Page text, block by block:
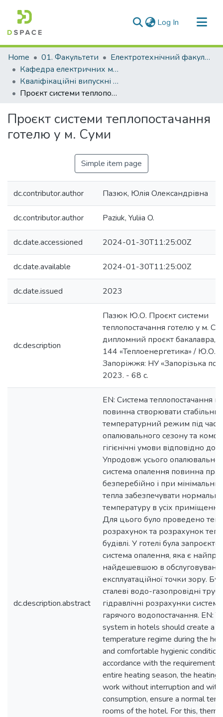
Log In (current)
Communities & Collections
All of DSpace
Statistics
Home 01. Факультети
Електротехнічний факультет
Кафедра електричних машин (Кафедра ЕМ)
Кваліфікаційні випускні роботи здобувачів вищої освіти кафедри ЕМ
Проєкт системи теплопостачання готелю у м. Суми
Проєкт системи теплопостачання
готелю у м. Суми
Simple item page
dc.contributor.author Пазюк, Юлія Олександрівна
dc.contributor.author Paziuk, Yuliia O.
dc.date.accessioned 2024-01-30T11:25:00Z
dc.date.available 2024-01-30T11:25:00Z
dc.date.issued 2023
dc.description
Пазюк Ю.О. Проєкт системи
теплопостачання готелю у м.
дипломний проєкт бакалавра,
144 «Теплоенергетика» / Ю.О.
Запоріжжя: НУ «Запорізька
2023. - 68 c.
dc.description.abstract
EN: Система теплопостачання в
повинна створювати
температурний режим під час
опалювального сезону та
гігієнічні умови відповідно до
Упродовж усього
система опалення повинна
безперебійно і при
тепла забезпечувати нормальну
температуру в усіх
Для цього було проведено
розрахунок та розрахунок
будівлі. У готелі була
система опалення, яка є
найдешевшою в
експлуатаційної точки зору.
сталеві водо-газопровідні
гідравлічні розрахунки
гарячого водопостачання. EN:
system in hotels should create a
temperature regime during the
and comfortable hygienic
accordance with the
entire heating season, the
work without interruption and with
consumption, ensure a normal
rooms of the hotel. For this,